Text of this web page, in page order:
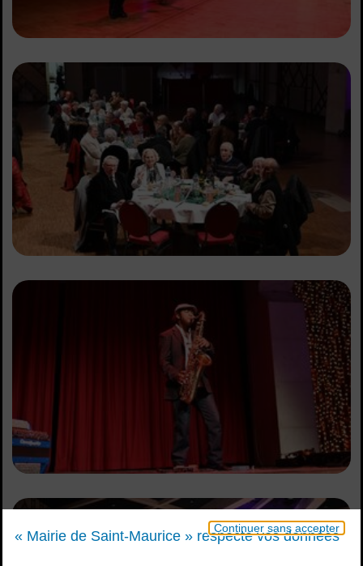
Continuer sans accepter
« Mairie de Saint-Maurice » respecte vos données